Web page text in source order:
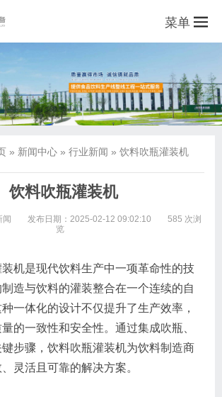
菜单
» 新闻中心 » 行业新闻 » 饮料吹瓶灌装机
饮料吹瓶灌装机
闻 发布日期：2025-02-12 09:02:10
585 次浏
览
机是现代饮料生产中一项革命性的技
造与饮料的灌装整合在一个连续的自
一体化的设计不仅提升了生产效率，
的一致性和安全性。通过集成吹瓶、
步骤，饮料吹瓶灌装机为饮料制造商
灵活且可靠的解决方案。